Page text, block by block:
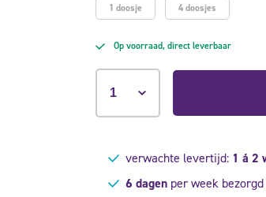
1 doosje 4 doosjes
Op voorraad, direct leverbaar
verwachte levertijd: 1 á 2
6 dagenper week bezorgd